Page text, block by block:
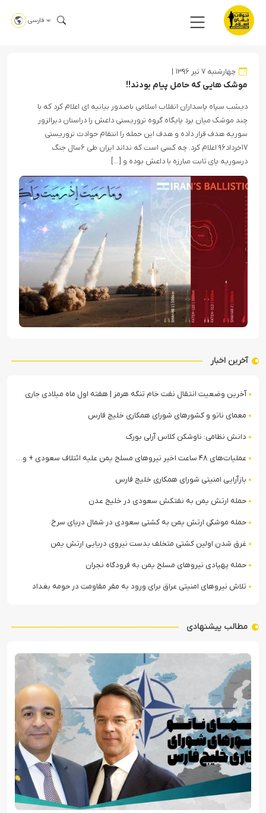
فارسی
چهارشنبه ۷ تیر ۱۳۹۶
موشک هایی که حامل پیام بودند!!
دیشب سپاه پاسداران انقلاب اسلامی باصدور بیانیه ای اعلام کرد که با
چند موشک میان برد پایگاه گروه تروریستی داعش را دراستان دیرالزور
سوریه هدف قرار داده و هدف این حمله را انتقام حوادث تروریستی
۱۷خرداد۹۶ اعلام کرد. چه کسی است که نداند ایران طی ۶سال جنگ
درسوریه پای ثابت مبارزه با داعش بوده و […]
آخرین اخبار
آخرین وضعیت انتقال نفت خام تنگه هرمز | هفته اول ماه میلادی جاری
معمای ناتو و کشورهای شورای همکاری خلیج فارس
دانش نظامی: ناوشکن کلاس آرلی بورک
عملیات‌های ۴۸ ساعت اخیر نیروهای مسلح یمن علیه ائتلاف سعودی + ویدیو
بازآرایی امنیتی شورای همکاری خلیج فارس
حمله ارتش یمن به نفتکش سعودی در خلیج عدن
حمله موشکی ارتش یمن به کشتی سعودی در شمال دریای سرخ
غرق شدن اولین کشتی متخلف بدست نیروی دریایی ارتش یمن
حمله پهپادی نیروهای مسلح یمن به فرودگاه نجران
تلاش نیروهای امنیتی عراق برای ورود به مقر مقاومت در حومه بغداد
مطالب پیشنهادی